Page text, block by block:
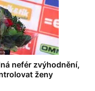
nefér zvýhodnění,
ženy